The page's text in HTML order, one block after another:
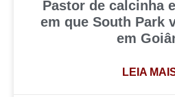
Pastor de calcinha
em que South Park
em
LEIA